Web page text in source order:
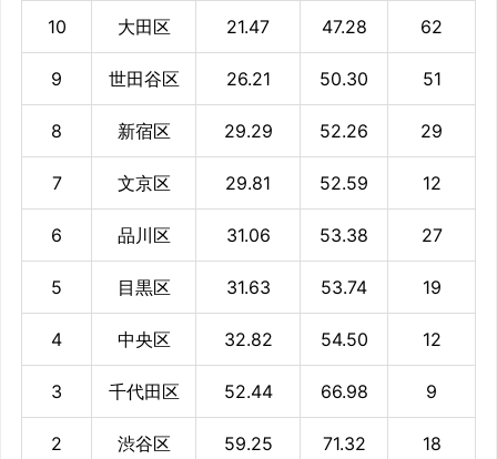
10 大田区 21.47 47.28 62
9 世田谷区 26.21 50.30 51
8 新宿区 29.29 52.26 29
7 文京区 29.81 52.59 12
6 品川区 31.06 53.38 27
5 目黒区 31.63 53.74 19
4 中央区 32.82 54.50 12
3 千代田区 52.44 66.98 9
2 渋谷区 59.25 71.32 18